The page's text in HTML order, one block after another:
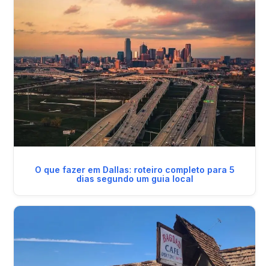
O que fazer em Dallas: roteiro completo para 5
dias segundo um guia local